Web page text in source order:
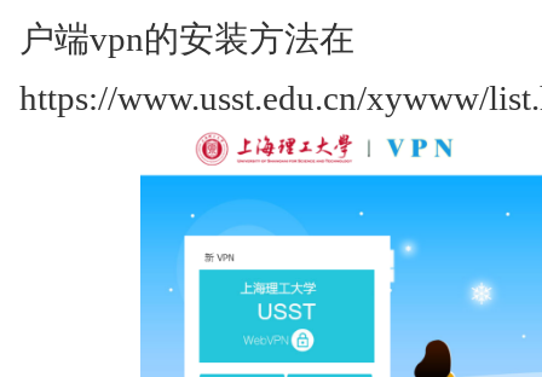
户端vpn的安装方法在
https://www.usst.edu.cn/xywww/